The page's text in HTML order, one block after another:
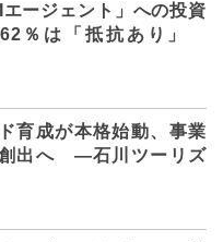
ージェント」への投資
％は「抵抗あり」
育成が本格始動、事業
創出へ ―石川ツーリズ